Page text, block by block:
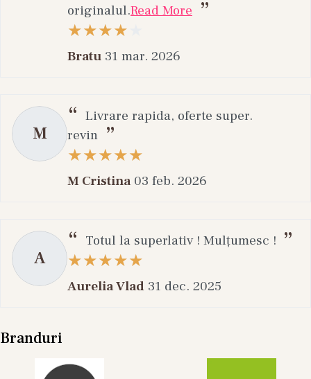
originalul.Read More
Bratu 31 mar. 2026
M
Livrare rapida, oferte super.
revin
M Cristina 03 feb. 2026
A
Totul la superlativ ! Mulțumesc !
Aurelia Vlad 31 dec. 2025
Branduri